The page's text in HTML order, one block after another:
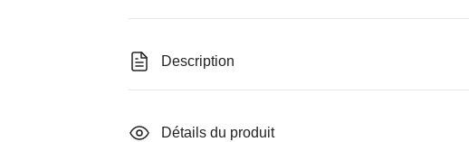
Description
Détails du produit